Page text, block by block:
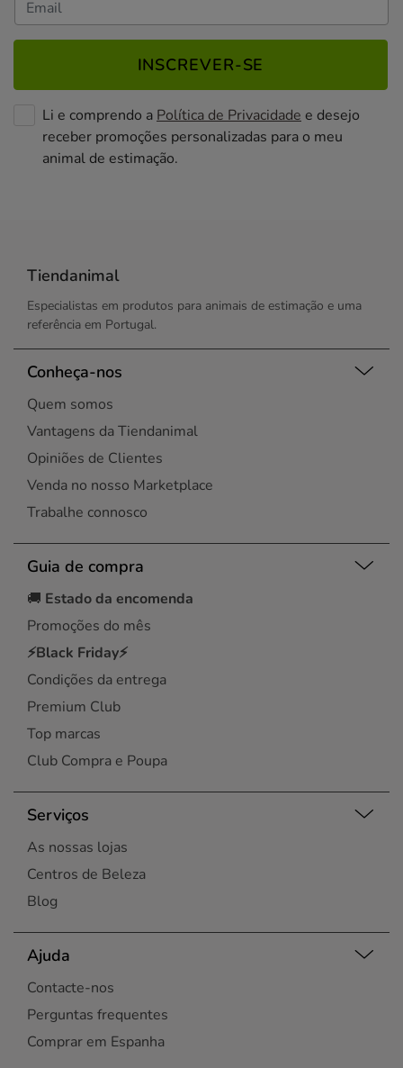
INSCREVER-SE
Li e comprendo a Política de Privacidade e desejo
receber promoções personalizadas para o meu
animal de estimação.
Tiendanimal
Especialistas em produtos para animais de estimação e uma
referência em Portugal.
Conheça-nos
Quem somos
Vantagens da Tiendanimal
Opiniões de Clientes
Venda no nosso Marketplace
Trabalhe connosco
Guia de compra
🚚 Estado da encomenda
Promoções do mês
⚡Black Friday⚡
Condições da entrega
Premium Club
Top marcas
Club Compra e Poupa
Serviços
As nossas lojas
Centros de Beleza
Blog
Ajuda
Contacte-nos
Perguntas frequentes
Comprar em Espanha